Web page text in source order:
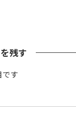
残す
す